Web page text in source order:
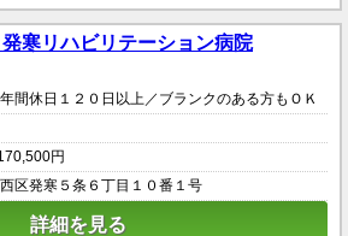
寒リハビリテーション病院
間休日１２０日以上／ブランクのある方もＯＫ
円
区発寒５条６丁目１０番１号
詳細を見る